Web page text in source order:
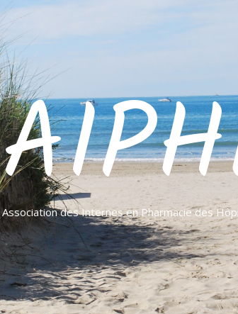
Association des Internes en Pharmacie des